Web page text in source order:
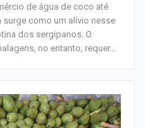
de água de coco até
como um alívio nesse
dos sergipanos. O
no entanto, requer…